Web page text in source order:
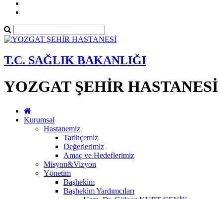
T.C. SAĞLIK BAKANLIĞI
YOZGAT ŞEHİR HASTANESİ
Kurumsal
Hastanemiz
Tarihçemiz
Değerlerimiz
Amaç ve Hedeflerimiz
Misyon&Vizyon
Yönetim
Başhekim
Başhekim Yardımcıları